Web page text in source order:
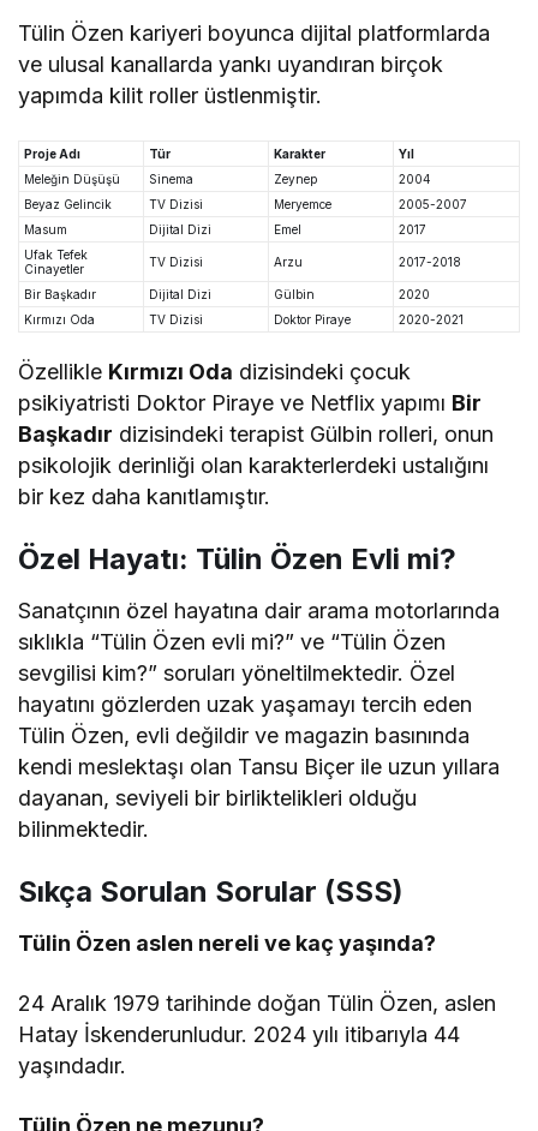
Tülin Özen kariyeri boyunca dijital platformlarda
ve ulusal kanallarda yankı uyandıran birçok
yapımda kilit roller üstlenmiştir.
Proje Adı Tür Karakter
Yıl
Meleğin Düşüşü
Sinema Zeynep
2004
Beyaz Gelincik
TV Dizisi Meryemce
2005-2007
Masum
Dijital Dizi Emel
2017
Ufak Tefek
Cinayetler
TV Dizisi Arzu 2017-2018
Bir Başkadır Dijital Dizi Gülbin
2020
Kırmızı Oda
TV Dizisi Doktor Piraye 2020-2021
Özellikle Kırmızı Oda dizisindeki çocuk
psikiyatristi Doktor Piraye ve Netflix yapımı Bir
Başkadır dizisindeki terapist Gülbin rolleri, onun
psikolojik derinliği olan karakterlerdeki ustalığını
bir kez daha kanıtlamıştır.
Özel Hayatı: Tülin Özen Evli mi?
Sanatçının özel hayatına dair arama motorlarında
sıklıkla “Tülin Özen evli mi?” ve “Tülin Özen
sevgilisi kim?” soruları yöneltilmektedir. Özel
hayatını gözlerden uzak yaşamayı tercih eden
Tülin Özen, evli değildir ve magazin basınında
kendi meslektaşı olan Tansu Biçer ile uzun yıllara
dayanan, seviyeli bir birliktelikleri olduğu
bilinmektedir.
Sıkça Sorulan Sorular (SSS)
Tülin Özen aslen nereli ve kaç yaşında?
24 Aralık 1979 tarihinde doğan Tülin Özen, aslen
Hatay İskenderunludur. 2024 yılı itibarıyla 44
yaşındadır.
Tülin Özen ne mezunu?